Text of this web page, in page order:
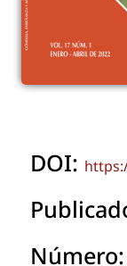
DOI:
Número: